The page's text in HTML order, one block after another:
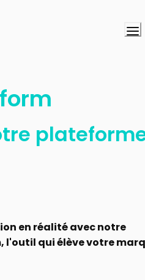
en réalité avec notre
l'outil qui élève votre